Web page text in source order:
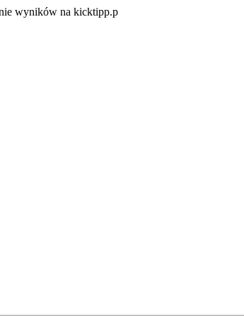
wyników na kicktipp.pZacznij